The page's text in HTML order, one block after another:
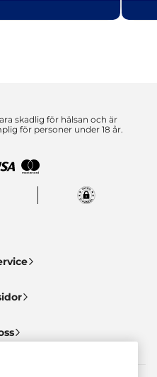
skadlig för hälsan och är
för personer under 18 år.